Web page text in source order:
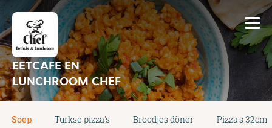
EETCAFE EN
LUNCHROOM CHEF
Soep Turkse pizza's Broodjes döner Pizza's 32cm